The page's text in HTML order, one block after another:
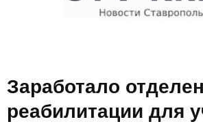
Заработало
реабилитации для